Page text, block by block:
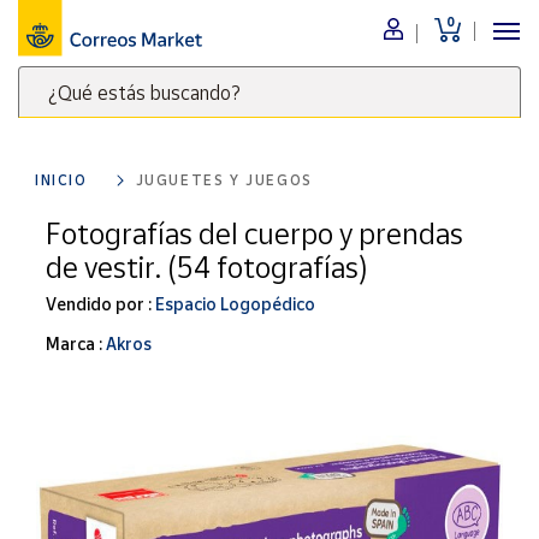
0
¿Qué estás buscando?
clave
para
buscar
productos
Correos
Menú
Nuestro
catálogo
Alimentación
Bebidas
Ocio y cultura
Juguetes y
Tienda de
Correos
INICIO JUGUETES Y JUEGOS
Fotografías del cuerpo y prendas
de vestir. (54 fotografías)
Vendido por : Espacio Logopédico
Marca :Akros